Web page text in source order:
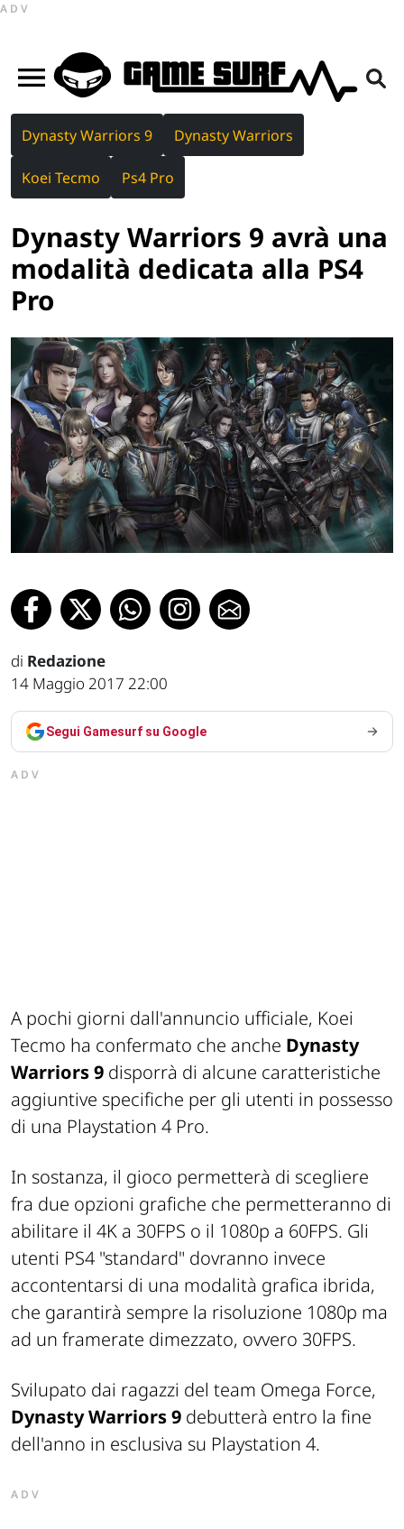
ADV
Dynasty Warriors 9 Dynasty Warriors
Koei Tecmo Ps4 Pro
Dynasty Warriors 9 avrà una
modalità dedicata alla PS4
Pro
di Redazione
14 Maggio 2017 22:00
Segui Gamesurf su Google
ADV
A pochi giorni dall'annuncio ufficiale, Koei
Tecmo ha confermato che anche Dynasty
Warriors 9 disporrà di alcune caratteristiche
aggiuntive specifiche per gli utenti in possesso
di una Playstation 4 Pro.
In sostanza, il gioco permetterà di scegliere
fra due opzioni grafiche che permetteranno di
abilitare il 4K a 30FPS o il 1080p a 60FPS. Gli
utenti PS4 "standard" dovranno invece
accontentarsi di una modalità grafica ibrida,
che garantirà sempre la risoluzione 1080p ma
ad un framerate dimezzato, ovvero 30FPS.
Svilupato dai ragazzi del team Omega Force,
Dynasty Warriors 9 debutterà entro la fine
dell'anno in esclusiva su Playstation 4.
ADV